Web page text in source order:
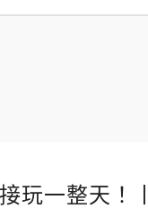
玩一整天！